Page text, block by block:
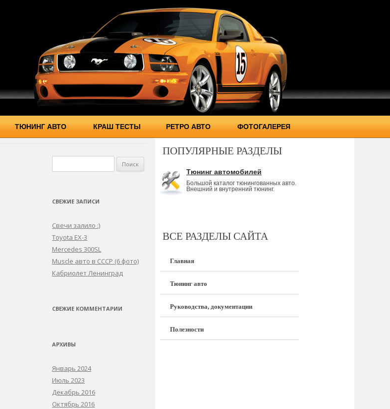
ТЮНИНГ АВТО КРАШ ТЕСТЫ РЕТРО АВТО ФОТОГАЛЕРЕЯ
СВЕЖИЕ ЗАПИСИ
Свечи залило :)
Toyota EX-3
Mercedes 300SL
Muscle авто в СССР (6 фото)
Кабриолет Ленинград
СВЕЖИЕ КОММЕНТАРИИ
АРХИВЫ
Январь 2024
Июль 2023
Декабрь 2016
Октябрь 2016
ПОПУЛЯРНЫЕ РАЗДЕЛЫ
Тюнинг автомобилей
Большой каталог тюнингованных авто.
Внешний и внутренний тюнинг.
ВСЕ РАЗДЕЛЫ САЙТА
Главная
Тюнинг авто
Руководства, документации
Полезности